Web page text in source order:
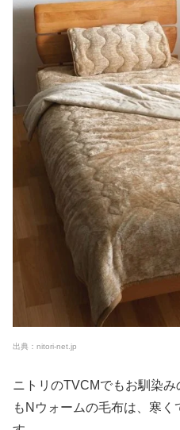
出典：nitori-net.jp
ニトリのTVCMでもお馴染
もNウォームの毛布は、寒